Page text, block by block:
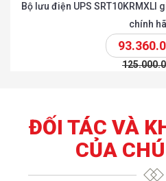
Bộ lưu điện UPS SRT10KRMXLI
chính
ĐỐI TÁC VÀ
CỦA